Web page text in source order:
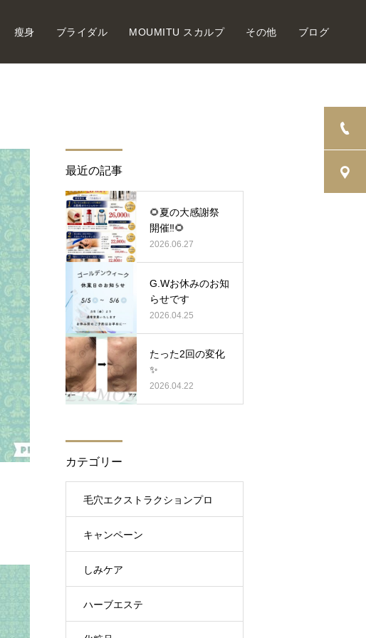
瘦身 ブライダル MOUMITU スカルプ その他 ブログ
最近の記事
🌻夏の大感謝祭
開催‼︎🌻
2026.06.27
G.Wお休みのお知
らせです
2026.04.25
たった2回の変化
✨
2026.04.22
カテゴリー
毛穴エクストラクションプロ
キャンペーン
しみケア
ハーブエステ